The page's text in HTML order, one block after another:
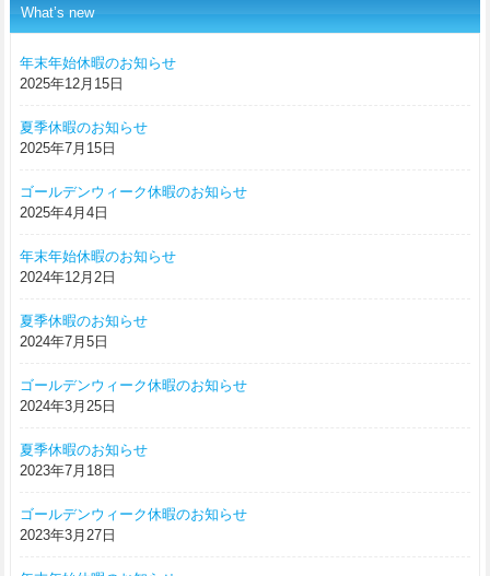
What’s new
年末年始休暇のお知らせ
2025年12月15日
夏季休暇のお知らせ
2025年7月15日
ゴールデンウィーク休暇のお知らせ
2025年4月4日
年末年始休暇のお知らせ
2024年12月2日
夏季休暇のお知らせ
2024年7月5日
ゴールデンウィーク休暇のお知らせ
2024年3月25日
夏季休暇のお知らせ
2023年7月18日
ゴールデンウィーク休暇のお知らせ
2023年3月27日